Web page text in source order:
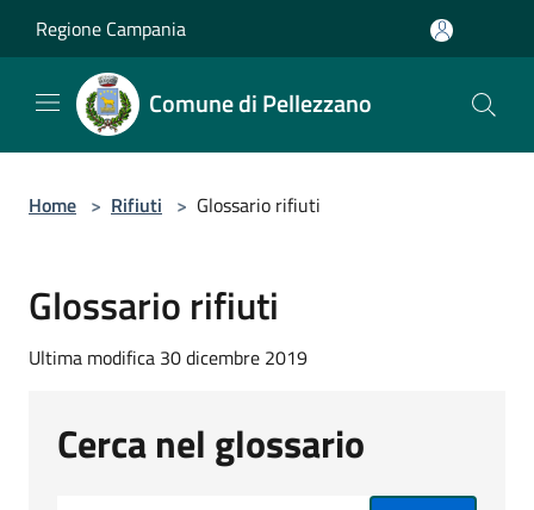
Regione Campania
Comune di Pellezzano
Home > Rifiuti > Glossario rifiuti
Glossario rifiuti
Ultima modifica 30 dicembre 2019
Cerca nel glossario